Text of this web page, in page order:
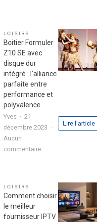
réussir
son
premier
investissement
immobilier
en
toute
LOISIRS
Boitier Formuler
Z10 SE avec
disque dur
intégré : l’alliance
parfaite entre
performance et
polyvalence
Yves
21
décembre 2023
Aucun
commentairesur
SE
disque
Lire l'article
LOISIRS
Comment choisir
le meilleur
fournisseur IPTV